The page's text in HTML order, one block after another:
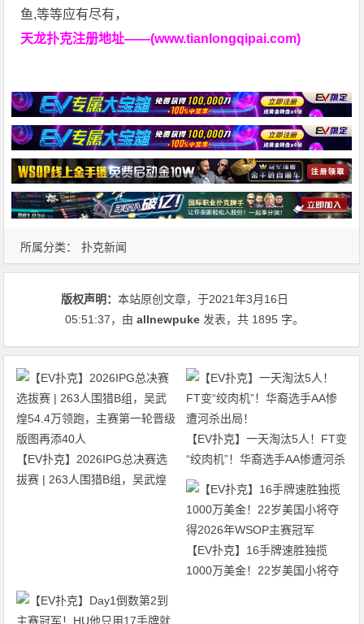
鱼,等等应有尽有，
天龙扑克注册地址——(www.tianlongqipai.com)
所属分类： 扑克新闻
版权声明：本站原创文章，于2021年3月16日
05:51:37，由allnewpuke 发表，共 1895 字。
【EV扑克】2026IPG总决赛选
拔赛 | 263人围猎B组，吴武煌
【EV扑克】一天淘汰5人！FT变
“绞肉机”！华裔选手AA惨遭河杀
出局！
【EV扑克】16手牌速胜独揽
1000万美金！22岁美国小将夺